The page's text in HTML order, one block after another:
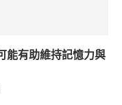
能有助維持記憶力與